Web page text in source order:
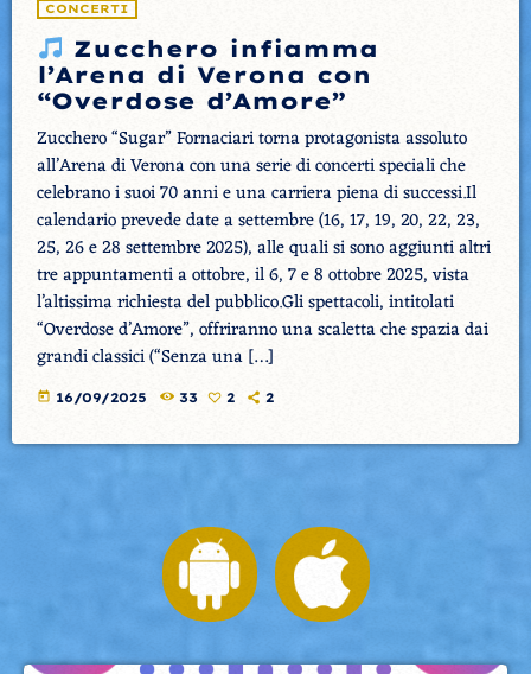
CONCERTI
Zucchero infiamma
l’Arena di Verona con
“Overdose d’Amore”
Zucchero “Sugar” Fornaciari torna protagonista assoluto
all’Arena di Verona con una serie di concerti speciali che
celebrano i suoi 70 anni e una carriera piena di successi.Il
calendario prevede date a settembre (16, 17, 19, 20, 22, 23,
25, 26 e 28 settembre 2025), alle quali si sono aggiunti altri
tre appuntamenti a ottobre, il 6, 7 e 8 ottobre 2025, vista
l’altissima richiesta del pubblico.Gli spettacoli, intitolati
“Overdose d’Amore”, offriranno una scaletta che spazia dai
grandi classici (“Senza una […]
today 16/09/2025 33 2 2